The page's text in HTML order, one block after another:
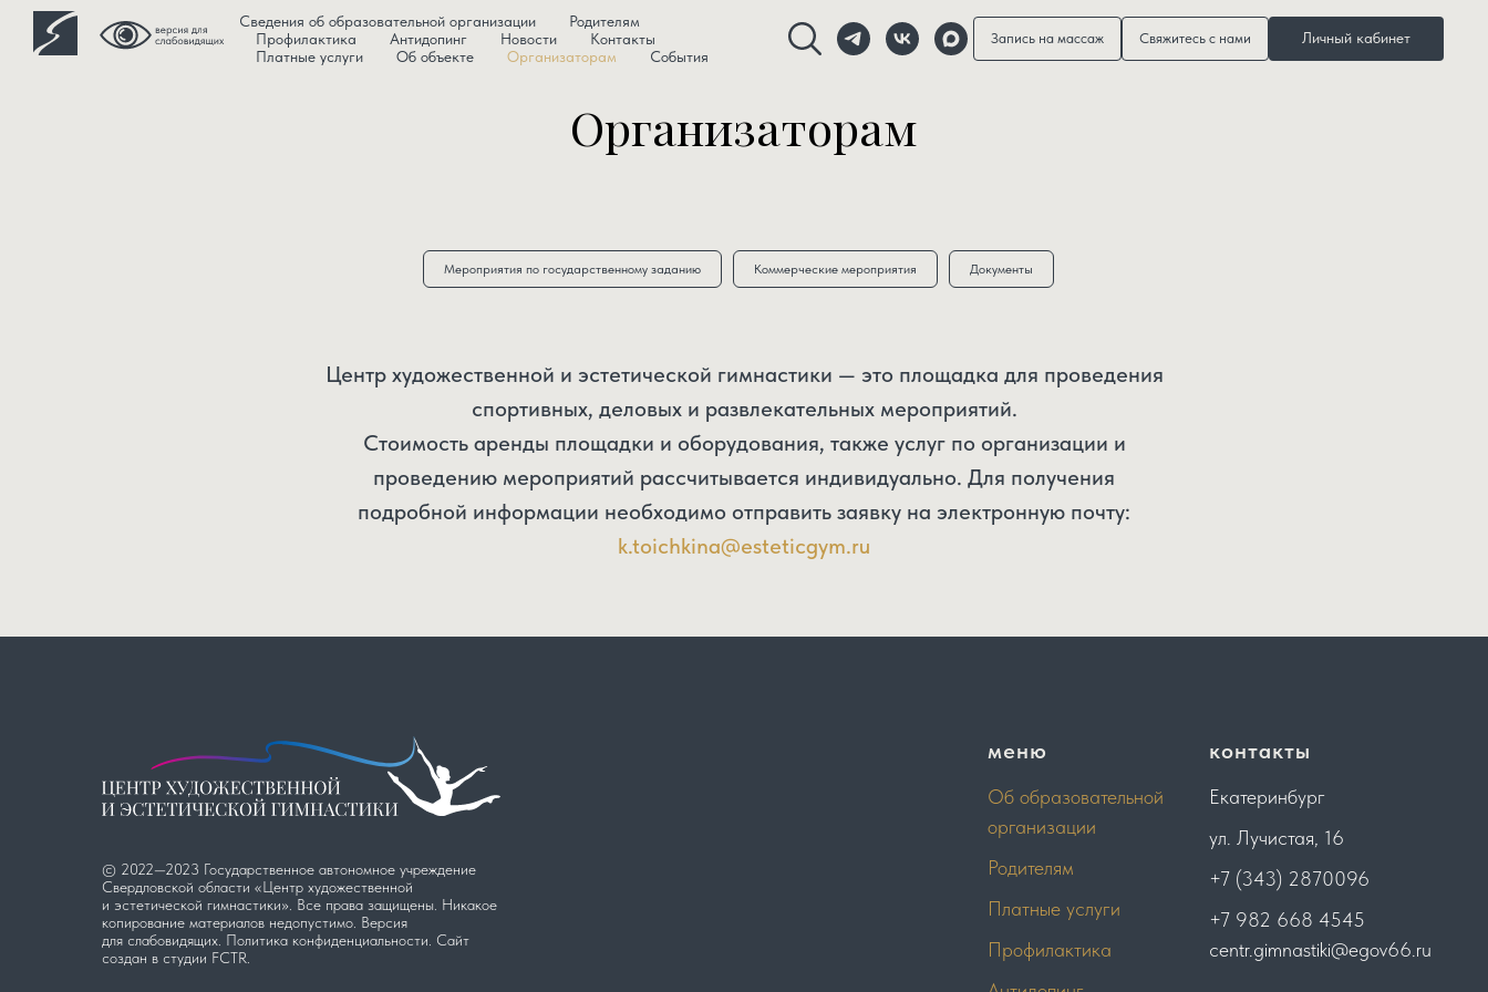
Сведения об образовательной организации
Родителям
Профилактика
Антидопинг Новости
Контакты
Платные услуги
Об объекте Организаторам События
Запись на массаж Свяжитесь с нами Личный кабинет
Организаторам
Мероприятия по государственному заданию Коммерческие мероприятия Документы
Центр художественной и эстетической гимнастики — это площадка для проведения
спортивных, деловых и развлекательных мероприятий.
Стоимость аренды площадки и оборудования, также услуг по организации и
проведению мероприятий рассчитывается индивидуально. Для получения
подробной информации необходимо отправить заявку на электронную почту:
k.toichkina@esteticgym.ru
© 2022—2023 Государственное автономное учреждение
Свердловской области «Центр художественной
и эстетической гимнастики». Все права защищены. Никакое
копирование материалов недопустимо. Версия
для слабовидящих. Политика конфиденциальности. Сайт
создан в студии FCTR
меню
Об образовательной
организации
Родителям
Платные услуги
Профилактика
контакты
Екатеринбург
ул. Лучистая, 16
+7 (343) 2870096
+7 982 668 4545
centr.gimnastiki@egov66.ru